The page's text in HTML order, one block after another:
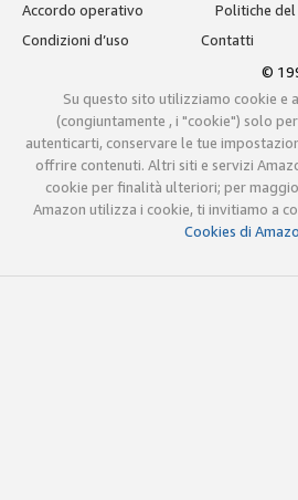
Accordo operativo
Politiche
Condizioni d’uso
Contatti
©
Su questo sito utilizziamo cookie e
(congiuntamente , i "cookie") solo
autenticarti, conservare le tue
offrire contenuti. Altri siti e servizi
cookie per finalità ulteriori; per
Amazon utilizza i cookie, ti invitiamo a
Cookies di